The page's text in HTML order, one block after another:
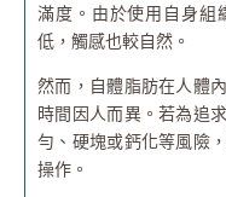
滿度。由於使用自身組
低，觸感也較自然。
然而，自體脂肪在人體
時間因人而異。若為追
勻、硬塊或鈣化等風險
操作。